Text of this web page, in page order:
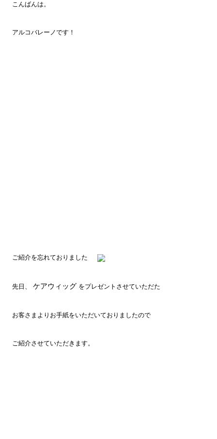
こんばんは。
アルコバレーノです！
ご紹介を忘れておりました
先日、 ケアウィッグ をプレゼントさせていただた
お客さまより お手紙をいただいておりましたので
ご紹介させていただきます。